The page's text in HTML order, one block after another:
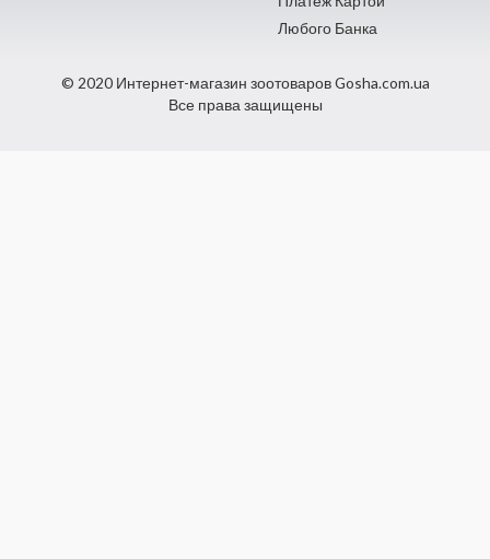
© 2020 Интернет-магазин зоотоваров Gosha.com.ua
Все права защищены